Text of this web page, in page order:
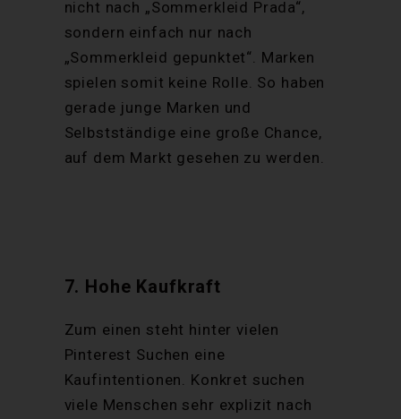
nicht nach „Sommerkleid Prada“,
sondern einfach nur nach
„Sommerkleid gepunktet“. Marken
spielen somit keine Rolle. So haben
gerade junge Marken und
Selbstständige eine große Chance,
auf dem Markt gesehen zu werden.
7. Hohe Kaufkraft
Zum einen steht hinter vielen
Pinterest Suchen eine
Kaufintentionen. Konkret suchen
viele Menschen sehr explizit nach